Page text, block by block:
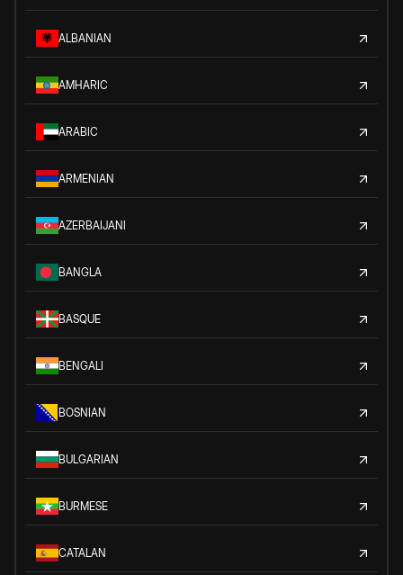
ALBANIAN
AMHARIC
ARABIC
ARMENIAN
AZERBAIJANI
BANGLA
BASQUE
BENGALI
BOSNIAN
BULGARIAN
BURMESE
CATALAN